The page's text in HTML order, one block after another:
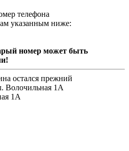
телефона
указанным ниже:
номер может быть
остался прежний
Волочильная 1А
1А